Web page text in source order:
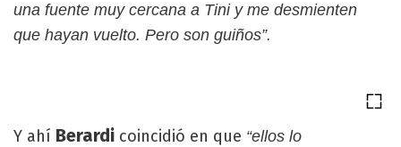
una fuente muy cercana a Tini y me desmienten
que hayan vuelto. Pero son guiños”.
Y ahí Berardi coincidió en que “ellos lo